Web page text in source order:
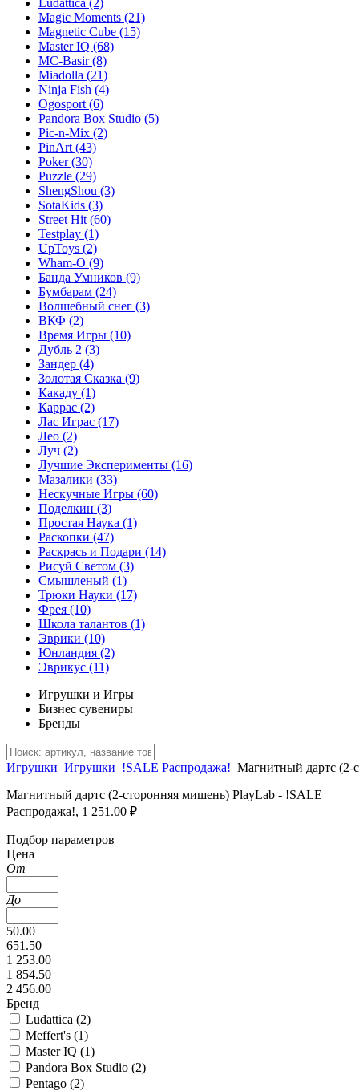
Ludattica (2)
Magic Moments (21)
Magnetic Cube (15)
Master IQ (68)
MC-Basir(8)
Miadolla (21)
Ninja Fish (4)
Ogosport (6)
Pandora Box Studio (5)
Pic-n-Mix (2)
PinArt (43)
Poker(30)
Puzzle (29)
ShengShou (3)
SotaKids (3)
Street Hit (60)
Testplay (1)
UpToys (2)
Wham-O (9)
Банда Умников (9)
Бумбарам (24)
Волшебный снег (3)
ВКФ (2)
Время Игры (10)
Дубль 2 (3)
Зандер (4)
Золотая Сказка (9)
Какаду (1)
Каррас (2)
Лас Играс (17)
Лео (2)
Луч (2)
Лучшие Эксперименты (16)
Мазалики (33)
Нескучные Игры (60)
Поделкин (3)
Простая Наука (1)
Раскопки (47)
Раскрась и Подари (14)
Рисуй Светом (3)
Смышленый (1)
Трюки Науки (17)
Фрея (10)
Школа талантов (1)
Эврики (10)
Юнландия (2)
Эврикус (11)
Игрушки и Игры
Бизнес сувениры
Бренды
Игрушки Игрушки !SALE Распродажа! Магнитный дартс (2-
Магнитный дартс (2-сторонняя мишень) PlayLab - !SALE
Распродажа!, 1 251.00 ₽
Подбор параметров
Цена
От
До
50.00
651.50
1 253.00
1 854.50
2 456.00
Бренд
Ludattica (2)
Meffert's (1)
Master IQ (1)
Pandora Box Studio (2)
Pentago (2)